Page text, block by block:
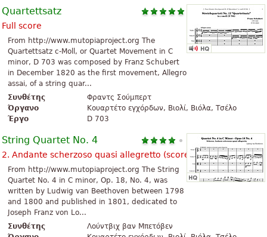
Quartettsatz
Full score
From http://www.mutopiaproject.org The
Quartettsatz c-Moll, or Quartet Movement in C
minor, D 703 was composed by Franz Schubert
in December 1820 as the first movement, Allegro
assai, of a string quar...
Συνθέτης
Φραντς Σούμπερτ
Όργανο
Κουαρτέτο εγχόρδων, Βιολί, Βιόλα, Τσέλο
Έργο
D 703
String Quartet No. 4
2. Andante scherzoso quasi allegretto (score)
From http://www.mutopiaproject.org The String
Quartet No. 4 in C minor, Op. 18, No. 4, was
written by Ludwig van Beethoven between 1798
and 1800 and published in 1801, dedicated to
Joseph Franz von Lo...
Συνθέτης
Λούντβιχ βαν Μπετόβεν